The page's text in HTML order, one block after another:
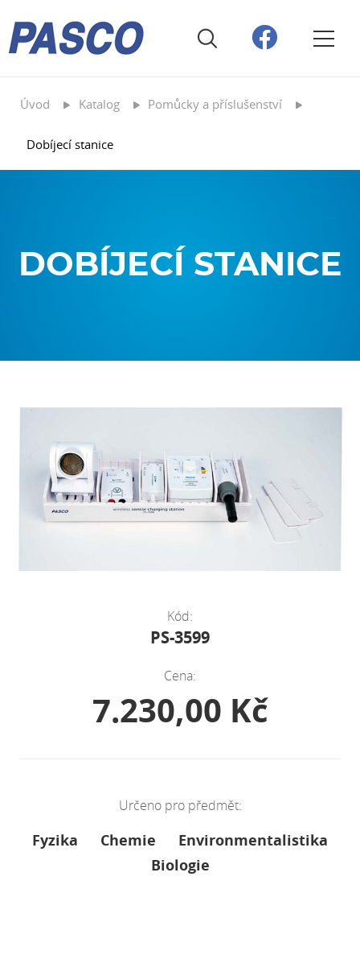
Úvod Katalog Pomůcky a příslušenství
Dobíjecí stanice
DOBÍJECÍ STANICE
Kód:
PS-3599
Cena:
7.230,00 Kč
Určeno pro předmět:
Fyzika Chemie
Environmentalistika
Biologie